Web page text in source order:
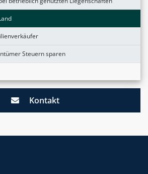
Steuern sparen
Kontakt